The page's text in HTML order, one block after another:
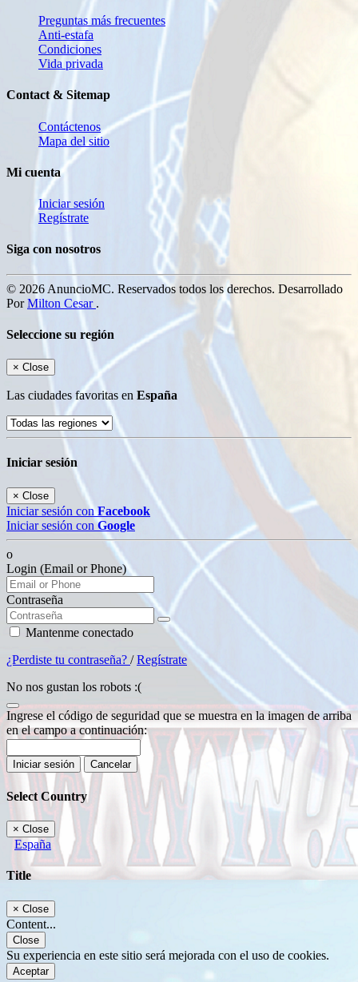
Preguntas más frecuentes
Anti-estafa
Condiciones
Vida privada
Contact & Sitemap
Contáctenos
Mapa del sitio
Mi cuenta
Iniciar sesión
Regístrate
Siga con nosotros
© 2026 AnuncioMC. Reservados todos los derechos. Desarrollado
PorMilton Cesar .
Seleccione su región
× Close
Las ciudades favoritas en España
Iniciar sesión
× Close
Iniciar sesión conFacebook
Iniciar sesión conGoogle
o
Login (Email or Phone)
Contraseña
Mantenme conectado
¿Perdiste tu contraseña? /Regístrate
No nos gustan los robots :(
Ingrese el código de seguridad que se muestra en la imagen de arriba
en el campo a continuación:
Iniciar sesión Cancelar
Select Country
× Close
España
Title
× Close
Content...
Close
Su experiencia en este sitio será mejorada con el uso de cookies.
Aceptar